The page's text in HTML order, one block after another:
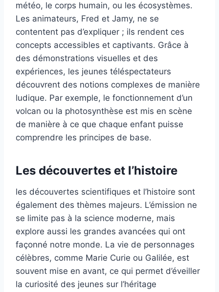
météo, le corps humain, ou les écosystèmes.
Les animateurs, Fred et Jamy, ne se
contentent pas d’expliquer ; ils rendent ces
concepts accessibles et captivants. Grâce à
des démonstrations visuelles et des
expériences, les jeunes téléspectateurs
découvrent des notions complexes de manière
ludique. Par exemple, le fonctionnement d’un
volcan ou la photosynthèse est mis en scène
de manière à ce que chaque enfant puisse
comprendre les principes de base.
Les découvertes et l’histoire
les découvertes scientifiques et l’histoire sont
également des thèmes majeurs. L’émission ne
se limite pas à la science moderne, mais
explore aussi les grandes avancées qui ont
façonné notre monde. La vie de personnages
célèbres, comme Marie Curie ou Galilée, est
souvent mise en avant, ce qui permet d’éveiller
la curiosité des jeunes sur l’héritage